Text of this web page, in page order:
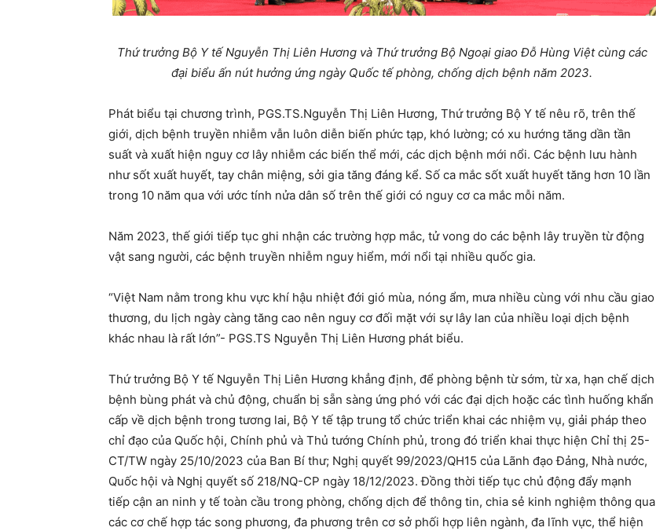
Thứ trưởng Bộ Y tế Nguyễn Thị Liên Hương và Thứ trưởng Bộ Ngoại giao Đỗ Hùng Việt cùng các
đại biểu ấn nút hưởng ứng ngày Quốc tế phòng, chống dịch bệnh năm 2023.
Phát biểu tại chương trình, PGS.TS.Nguyễn Thị Liên Hương, Thứ trưởng Bộ Y tế nêu rõ, trên thế
giới, dịch bệnh truyền nhiễm vẫn luôn diễn biến phức tạp, khó lường; có xu hướng tăng dần tần
suất và xuất hiện nguy cơ lây nhiễm các biến thể mới, các dịch bệnh mới nổi. Các bệnh lưu hành
như sốt xuất huyết, tay chân miệng, sởi gia tăng đáng kể. Số ca mắc sốt xuất huyết tăng hơn 10 lần
trong 10 năm qua với ước tính nửa dân số trên thế giới có nguy cơ ca mắc mỗi năm.
Năm 2023, thế giới tiếp tục ghi nhận các trường hợp mắc, tử vong do các bệnh lây truyền từ động
vật sang người, các bệnh truyền nhiễm nguy hiểm, mới nổi tại nhiều quốc gia.
“Việt Nam nằm trong khu vực khí hậu nhiệt đới gió mùa, nóng ẩm, mưa nhiều cùng với nhu cầu giao
thương, du lịch ngày càng tăng cao nên nguy cơ đối mặt với sự lây lan của nhiều loại dịch bệnh
khác nhau là rất lớn”- PGS.TS Nguyễn Thị Liên Hương phát biểu.
Thứ trưởng Bộ Y tế Nguyễn Thị Liên Hương khẳng định, để phòng bệnh từ sớm, từ xa, hạn chế dịch
bệnh bùng phát và chủ động, chuẩn bị sẵn sàng ứng phó với các đại dịch hoặc các tình huống khẩn
cấp về dịch bệnh trong tương lai, Bộ Y tế tập trung tổ chức triển khai các nhiệm vụ, giải pháp theo
chỉ đạo của Quốc hội, Chính phủ và Thủ tướng Chính phủ, trong đó triển khai thực hiện Chỉ thị 25-
CT/TW ngày 25/10/2023 của Ban Bí thư; Nghị quyết 99/2023/QH15 của Lãnh đạo Đảng, Nhà nước,
Quốc hội và Nghị quyết số 218/NQ-CP ngày 18/12/2023. Đồng thời tiếp tục chủ động đẩy mạnh
tiếp cận an ninh y tế toàn cầu trong phòng, chống dịch để thông tin, chia sẻ kinh nghiệm thông qua
các cơ chế hợp tác song phương, đa phương trên cơ sở phối hợp liên ngành, đa lĩnh vực, thể hiện